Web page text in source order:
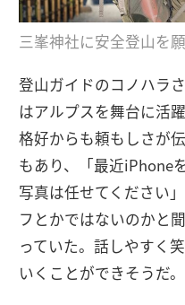
三峯神社に安全登山を
登山ガイドのコノハラ
はアルプスを舞台に活
格好からも頼もしさが
もあり、「最近iPhone
写真は任せてください
フとかではないのかと
っていた。話しやすく
いくことができそうだ。